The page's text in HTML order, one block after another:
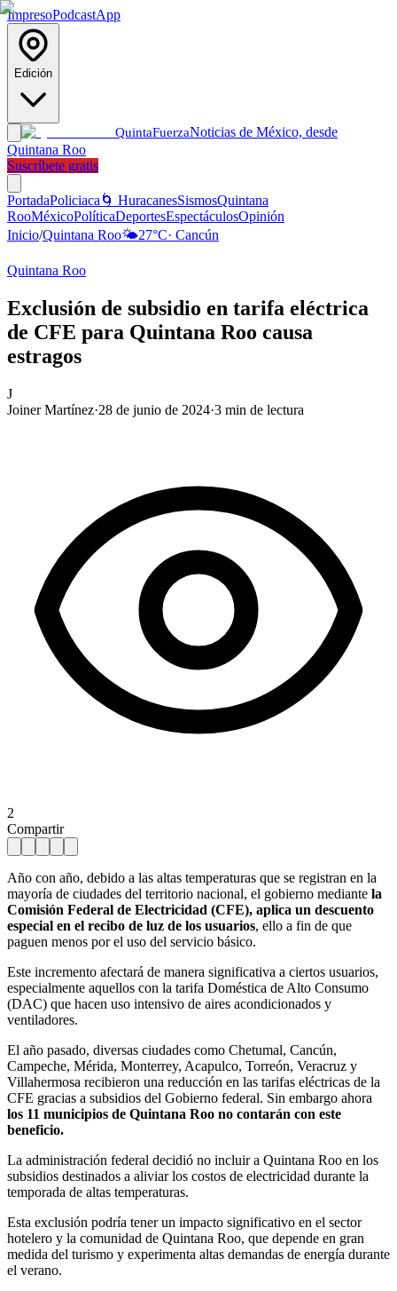
ImpresoPodcastApp
Edición
QuintaFuerzaNoticias de México, desde
Quintana Roo
Suscríbete gratis
PortadaPoliciaca 🌀 HuracanesSismosQuintana
RooMéxicoPolíticaDeportesEspectáculosOpinión
Inicio/Quintana Roo🌤️27°C· Cancún
Quintana Roo
Exclusión de subsidio en tarifa eléctrica
de CFE para Quintana Roo causa
estragos
J
Joiner Martínez·28 de junio de 2024·3 min de lectura
2
Compartir
Año con año, debido a las altas temperaturas que se registran en la
mayoría de ciudades del territorio nacional, el gobierno mediante la
Comisión Federal de Electricidad (CFE), aplica un descuento
especial en el recibo de luz de los usuarios, ello a fin de que
paguen menos por el uso del servicio básico.
Este incremento afectará de manera significativa a ciertos usuarios,
especialmente aquellos con la tarifa Doméstica de Alto Consumo
(DAC) que hacen uso intensivo de aires acondicionados y
ventiladores.
El año pasado, diversas ciudades como Chetumal, Cancún,
Campeche, Mérida, Monterrey, Acapulco, Torreón, Veracruz y
Villahermosa recibieron una reducción en las tarifas eléctricas de la
CFE gracias a subsidios del Gobierno federal. Sin embargo ahora
los 11 municipios de Quintana Roo no contarán con este
beneficio.
La administración federal decidió no incluir a Quintana Roo en los
subsidios destinados a aliviar los costos de electricidad durante la
temporada de altas temperaturas.
Esta exclusión podría tener un impacto significativo en el sector
hotelero y la comunidad de Quintana Roo, que depende en gran
medida del turismo y experimenta altas demandas de energía durante
el verano.